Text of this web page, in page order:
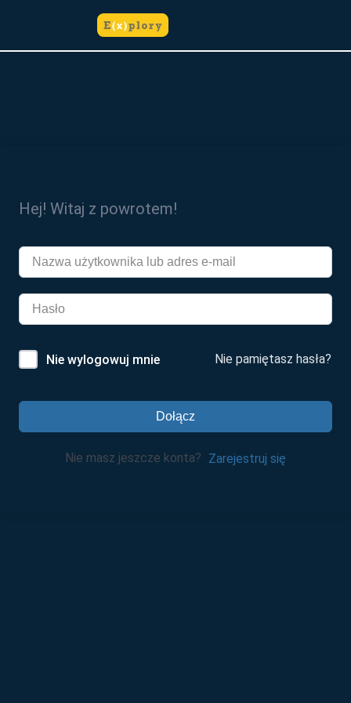
Hej! Witaj z powrotem!
Nie wylogowuj mnie Nie pamiętasz hasła?
Dołącz
Nie masz jeszcze konta? Zarejestruj się